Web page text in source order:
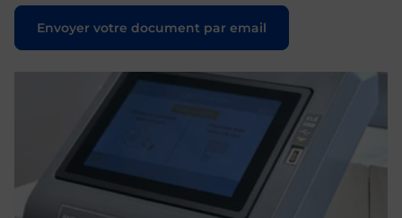
Envoyer votre document par email
Le lien s'ouvre dans un nouvel onglet